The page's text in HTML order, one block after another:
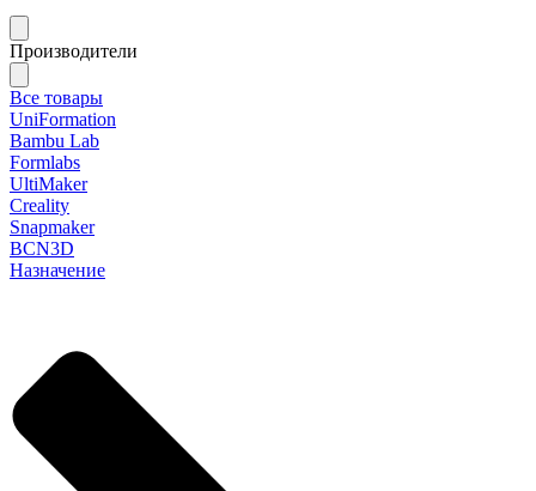
Производители
Все товары
UniFormation
Bambu Lab
Formlabs
UltiMaker
Creality
Snapmaker
BCN3D
Назначение